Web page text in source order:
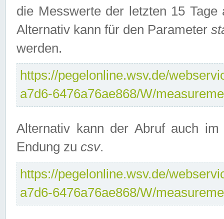
die Messwerte der letzten 15
Alternativ kann für den Parameter
werden.
https://pegelonline.wsv.de/
a7d6-6476a76ae868/W/
Alternativ kann der Abruf auch
Endung zu csv.
https://pegelonline.wsv.de/
a7d6-6476a76ae868/W/